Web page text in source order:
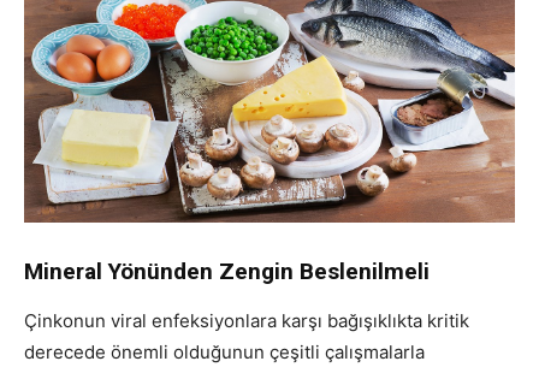
Mineral Yönünden Zengin Beslenilmeli
Çinkonun viral enfeksiyonlara karşı bağışıklıkta kritik
derecede önemli olduğunun çeşitli çalışmalarla